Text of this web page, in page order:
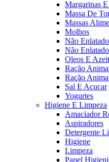
Margarinas
Massa De
Massas
Molhos
Não
Não
Oleos E
Ração
Ração
Sal E Açucar
Yogurtes
Higiene E Limpeza
Amaciador
Aspiradores
Detergente
Higiene
Limpeza
Papel